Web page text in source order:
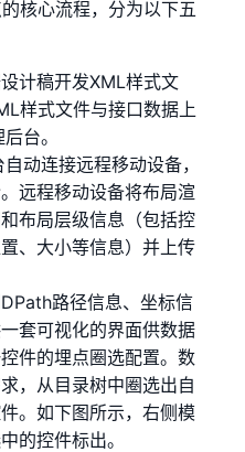
核心流程，分为以下五
计稿开发XML样式文
样式文件与接口数据上
台。
动连接远程移动设备，
远程移动设备将布局渲
布局层级信息（包括控
、大小等信息）并上传
路径信息、坐标信
套可视化的界面供数据
件的埋点圈选配置。数
，从目录树中圈选出自
。如下图所示，右侧模
的控件标出。